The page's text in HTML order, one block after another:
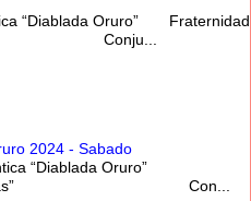
“Diablada Oruro” Fraternidad
Conju...
2024 - Sabado
“Diablada Oruro”
“Los Incas” Con...